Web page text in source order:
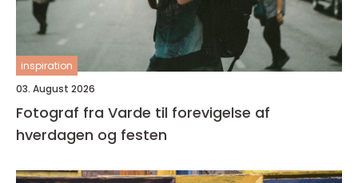
inspiration
03. August 2026
Fotograf fra Varde til forevigelse af
hverdagen og festen